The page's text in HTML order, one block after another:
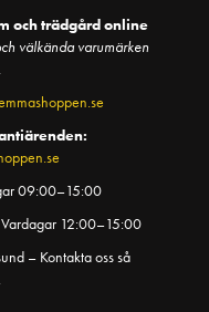
och trädgård online
välkända varumärken
09:00–15:00
12:00–15:00
– Kontakta oss så